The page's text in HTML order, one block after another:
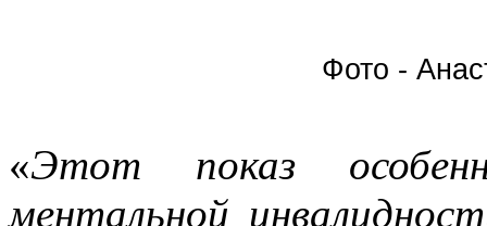
Фото -
«Этот показ
ментальной